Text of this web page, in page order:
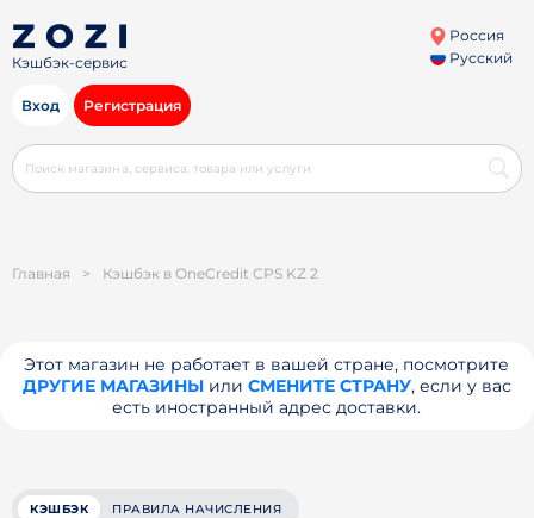
Кэшбэк-сервис
Россия
Русский
Вход Регистрация
Главная > Кэшбэк в OneCredit CPS KZ 2
Этот магазин не работает в вашей стране, посмотрите
ДРУГИЕ МАГАЗИНЫили СМЕНИТЕ СТРАНУ, если у вас
есть иностранный адрес доставки.
КЭШБЭК ПРАВИЛА НАЧИСЛЕНИЯ